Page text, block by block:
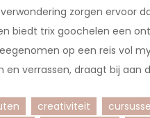
zorgen ervoor
biedt trix goochelen een
op een reis vol
en verrassen, draagt bij
creativiteit